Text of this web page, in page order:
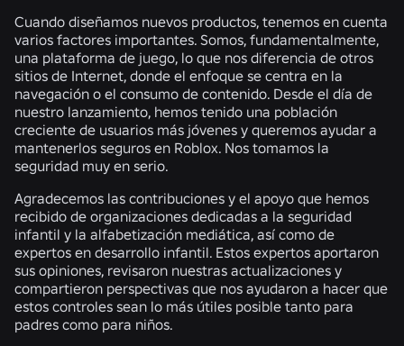
Cuando diseñamos nuevos productos, tenemos en cuenta
varios factores importantes. Somos, fundamentalmente,
una plataforma de juego, lo que nos diferencia de otros
sitios de Internet, donde el enfoque se centra en la
navegación o el consumo de contenido. Desde el día de
nuestro lanzamiento, hemos tenido una población
creciente de usuarios más jóvenes y queremos ayudar a
mantenerlos seguros en Roblox. Nos tomamos la
seguridad muy en serio.
Agradecemos las contribuciones y el apoyo que hemos
recibido de organizaciones dedicadas a la seguridad
infantil y la alfabetización mediática, así como de
expertos en desarrollo infantil. Estos expertos aportaron
sus opiniones, revisaron nuestras actualizaciones y
compartieron perspectivas que nos ayudaron a hacer que
estos controles sean lo más útiles posible tanto para
padres como para niños.